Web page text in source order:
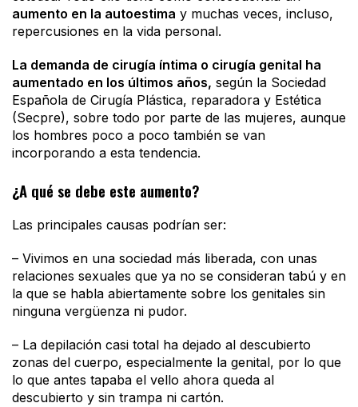
aumento en la autoestima y muchas veces, incluso,
repercusiones en la vida personal.
La demanda de cirugía íntima o cirugía genital ha
aumentado en los últimos años, según la Sociedad
Española de Cirugía Plástica, reparadora y Estética
(Secpre), sobre todo por parte de las mujeres, aunque
los hombres poco a poco también se van
incorporando a esta tendencia.
¿A qué se debe este aumento?
Las principales causas podrían ser:
– Vivimos en una sociedad más liberada, con unas
relaciones sexuales que ya no se consideran tabú y en
la que se habla abiertamente sobre los genitales sin
ninguna vergüenza ni pudor.
– La depilación casi total ha dejado al descubierto
zonas del cuerpo, especialmente la genital, por lo que
lo que antes tapaba el vello ahora queda al
descubierto y sin trampa ni cartón.